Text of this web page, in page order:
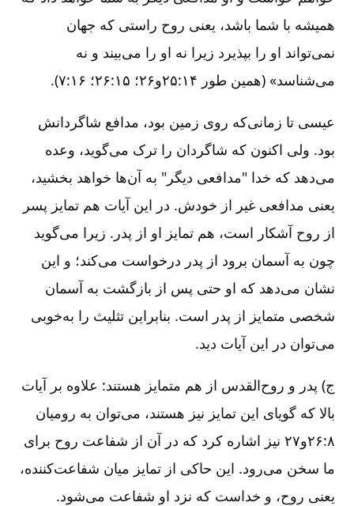
همیشه با شما باشد، یعنی روح راستی که جهان
نمی‌تواند او را بپذیرد زیرا نه او را می‌بیند و نه
می‌شناسد» (همین طور ۱۴:‏۲۵و۲۶؛ ۱۵:‏۲۶؛ ۱۶:‏۷).
عیسی تا زمانی‌که روی زمین بود، مدافع شاگردانش
بود. ولی اکنون که شاگردان را ترک می‌گوید، وعده
می‌دهد که خدا "مدافعی دیگر" به آن‌ها خواهد بخشید،
یعنی مدافعی غیر از خودش. در این آیات هم تمایز پسر
از روح آشکار است، هم تمایز او از پدر. زیرا می‌گوید
چون به آسمان برود از پدر درخواست می‌کند؛ و این
نشان می‌دهد که او حتی پس از بازگشت به آسمان
شخصی متمایز از پدر است. بنابراین تثلیث را به‌‌خوبی
می‌توان در این آیات دید.
ج) پدر و روح‌القدس از هم متمایز هستند: علاوه بر آیات
بالا که گویای این تمایز نیز هستند، می‌توان به رومیان
۸:‏۲۶و۲۷ نیز اشاره کرد که در آن از شفاعت روح برای
ما سخن می‌رود. این حاکی از تمایز میان شفاعت‌کننده،
یعنی روح، و خداست که نزد او شفاعت می‌شود.